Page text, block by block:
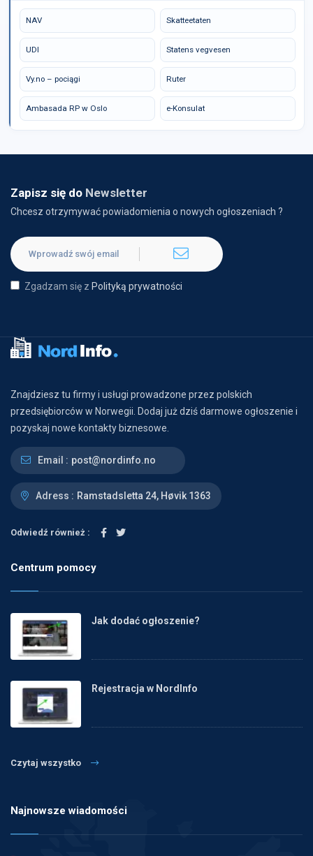
NAV Skatteetaten
UDI Statens vegvesen
Vy.no – pociągi Ruter
Ambasada RP w Oslo e-Konsulat
Zapisz się do Newsletter
Chcesz otrzymywać powiadomienia o nowych ogłoszeniach ?
Zgadzam się z Polityką prywatności
Znajdziesz tu firmy i usługi prowadzone przez polskich
przedsiębiorców w Norwegii. Dodaj już dziś darmowe ogłoszenie i
pozyskaj nowe kontakty biznesowe.
Email : post@nordinfo.no
Adress : Ramstadsletta 24, Høvik 1363
Odwiedź również :
Centrum pomocy
Jak dodać ogłoszenie?
Rejestracja w NordInfo
Czytaj wszystko
Najnowsze wiadomości